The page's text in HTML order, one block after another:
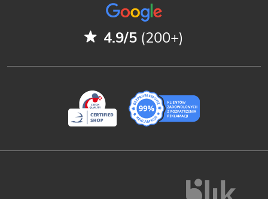
4.9/5 (200+)